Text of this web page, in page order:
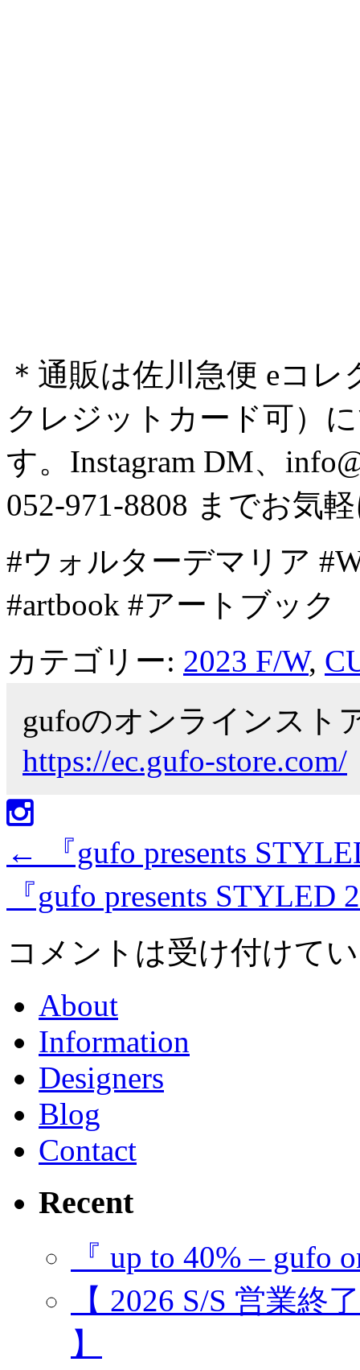
＊通販は佐川急便 eコ
クレジットカード可）
す。Instagram DM、
052-971-8808 までお気
#ウォルターデマリア
#artbook #アートブック
カテゴリー: 2023 F/W,
gufoのオンラインスト
https://ec.gufo-store.com/
←
『gufo presents
『gufo presents STYLED
コメントは受け付けて
About
Information
Designers
Blog
Contact
Recent
『 up to 40% – gufo
【 2026 S/S 営業終
】